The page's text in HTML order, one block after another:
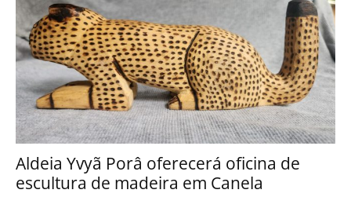
Aldeia Yvyã Porâ oferecerá oficina de
escultura de madeira em Canela